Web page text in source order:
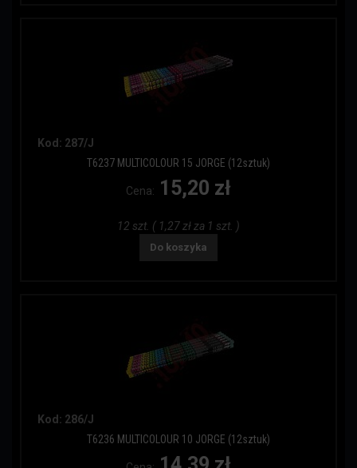
Kod: 287/J
T6237 MULTICOLOUR 15 JORGE (12sztuk)
Cena: 15,20 zł
12 szt. ( 1,27 zł za 1 szt. )
Do koszyka
Kod: 286/J
T6236 MULTICOLOUR 10 JORGE (12sztuk)